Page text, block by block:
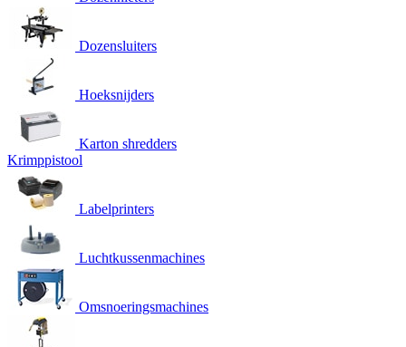
Dozensluiters
Hoeksnijders
Karton shredders
Krimppistool
Labelprinters
Luchtkussenmachines
Omsnoeringsmachines